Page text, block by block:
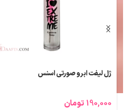
ژل لیفت ابرو صورتی اسنس
190,000 تومان